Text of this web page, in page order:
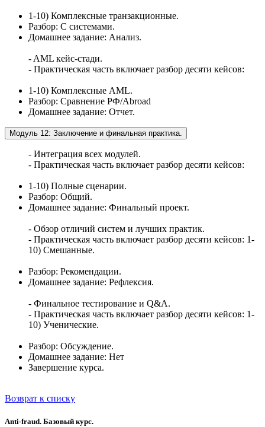
1-10) Комплексные транзакционные.
Разбор: С системами.
Домашнее задание: Анализ.
- AML кейс-стади.
- Практическая часть включает разбор десяти кейсов:
1-10) Комплексные AML.
Разбор: Сравнение РФ/Abroad
Домашнее задание: Отчет.
Модуль 12: Заключение и финальная практика.
- Интеграция всех модулей.
- Практическая часть включает разбор десяти кейсов:
1-10) Полные сценарии.
Разбор: Общий.
Домашнее задание: Финальный проект.
- Обзор отличий систем и лучших практик.
- Практическая часть включает разбор десяти кейсов: 1-
10) Смешанные.
Разбор: Рекомендации.
Домашнее задание: Рефлексия.
- Финальное тестирование и Q&A.
- Практическая часть включает разбор десяти кейсов: 1-
10) Ученические.
Разбор: Обсуждение.
Домашнее задание: Нет
Завершение курса.
Возврат к списку
Anti-fraud. Базовый курс.